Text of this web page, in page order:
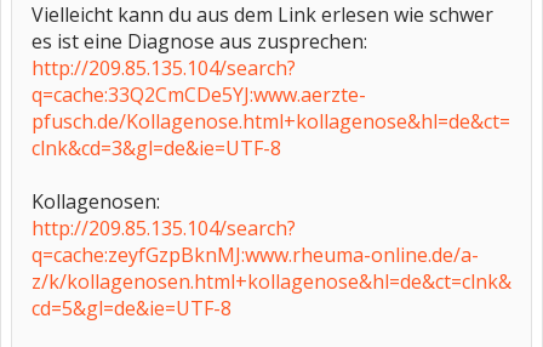
Vielleicht kann du aus dem Link erlesen wie schwer
es ist eine Diagnose aus zusprechen:
http://209.85.135.104/search?
q=cache:33Q2CmCDe5YJ:www.aerzte-
pfusch.de/Kollagenose.html+kollagenose&hl=de&ct=
clnk&cd=3&gl=de&ie=UTF-8
Kollagenosen:
http://209.85.135.104/search?
q=cache:zeyfGzpBknMJ:www.rheuma-online.de/a-
z/k/kollagenosen.html+kollagenose&hl=de&ct=clnk&
cd=5&gl=de&ie=UTF-8